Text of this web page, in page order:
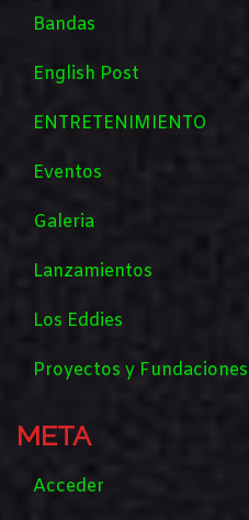
Bandas
English Post
ENTRETENIMIENTO
Eventos
Galeria
Lanzamientos
Los Eddies
Proyectos y Fundaciones
META
Acceder